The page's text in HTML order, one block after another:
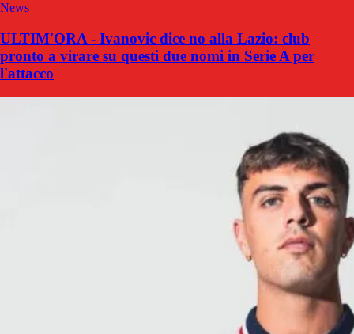
News
ULTIM'ORA - Ivanovic dice no alla Lazio: club
pronto a virare su questi due nomi in Serie A per
l'attacco